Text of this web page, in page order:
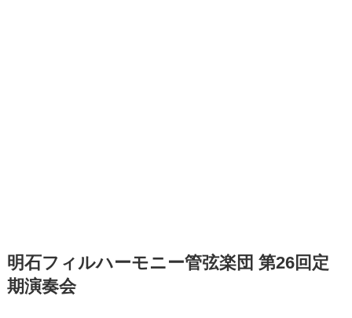
明石フィルハーモニー管弦楽団 第26回定
期演奏会